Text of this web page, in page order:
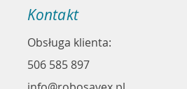
Kontakt
Obsługa klienta:
506 585 897